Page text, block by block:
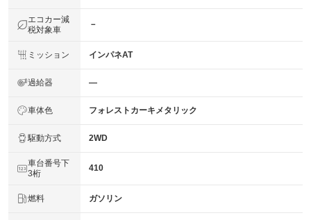
エコカー減
税対象車
－
ミッション インパネAT
過給器 ―
車体色 フォレストカーキメタリック
駆動方式 2WD
車台番号下
3桁
410
燃料 ガソリン